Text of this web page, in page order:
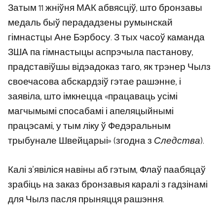
Затым 11 жніўня МАК абвясціў, што бронзавы
медаль быў перададзены румынскай
гімнастцы Ане Бэрбосу. З тых часоў каманда
ЗША па гімнастыцы аспрэчыла пастанову,
прадставіўшы відэадоказ таго, як трэнер Чылз
своечасова абскардзіў гэтае рашэнне, і
заявіла, што імкнецца «працаваць усімі
магчымымі спосабамі і апеляцыйнымі
працэсамі, у тым ліку ў Федэральным
трыбунале Швейцарыі» (згодна зСледства).
Калі з’явіліся навіны аб гэтым, Флаў паабяцаў
зрабіць на заказ бронзавыя каралі з гадзінамі
для Чылз пасля прыняцця рашэння.